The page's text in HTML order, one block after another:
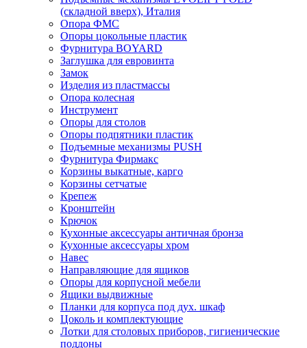
(складной вверх), Италия
Опора ФМС
Опоры цокольные пластик
Фурнитура BOYARD
Заглушка для евровинта
Замок
Изделия из пластмассы
Опора колесная
Инструмент
Опоры для столов
Опоры подпятники пластик
Подъемные механизмы PUSH
Фурнитура Фирмакс
Корзины выкатные, карго
Корзины сетчатые
Крепеж
Кронштейн
Крючок
Кухонные аксессуары античная бронза
Кухонные аксессуары хром
Навес
Направляющие для ящиков
Опоры для корпусной мебели
Ящики выдвижные
Планки для корпуса под дух. шкаф
Цоколь и комплектующие
Лотки для столовых приборов, гигиенические
поддоны